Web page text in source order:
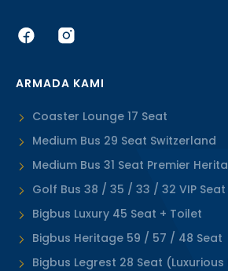
ARMADA KAMI
Coaster Lounge 17 Seat
Medium Bus 29 Seat Switzerland
Medium Bus 31 Seat Premier
Golf Bus 38 / 35 / 33 / 32 VIP Seat
Bigbus Luxury 45 Seat + Toilet
Bigbus Heritage 59 / 57 / 48 Seat
Bigbus Legrest 28 Seat